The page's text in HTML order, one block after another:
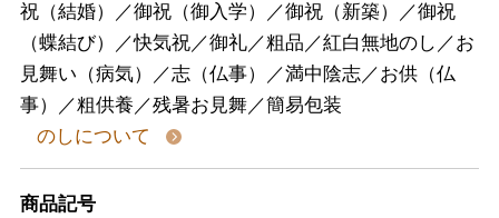
祝（結婚）／御祝（御入学）／御祝（新築）／御祝
（蝶結び）／快気祝／御礼／粗品／紅白無地のし／お
見舞い（病気）／志（仏事）／満中陰志／お供（仏
事）／粗供養／残暑お見舞／簡易包装
のしについて
商品記号